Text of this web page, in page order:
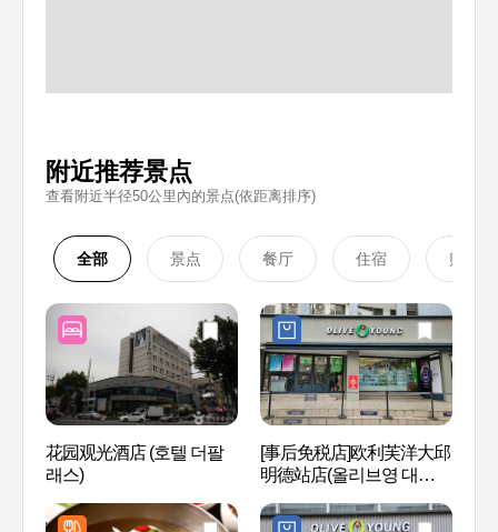
附近推荐景点
查看附近半径50公里內的景点(依距离排序)
全部 景点 餐厅 住宿 购物
花园观光酒店 (호텔 더팔
래스)
[事后免税店]欧利芙洋大邱
明德站店(올리브영 대구명